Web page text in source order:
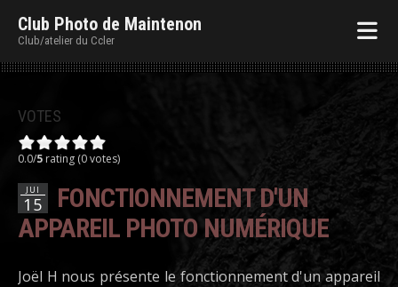
Club Photo de Maintenon
Club/atelier du Ccler
VOTES
0.0/5 rating (0 votes)
JUI
15
FONCTIONNEMENT D'UN
APPAREIL PHOTO NUMÉRIQUE
Joël H nous présente le fonctionnement d'un appareil